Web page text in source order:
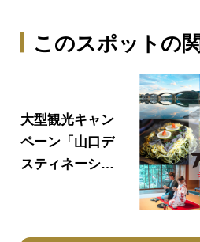
このスポットの
大型観光キャン
ペーン「山口デ
スティネーショ